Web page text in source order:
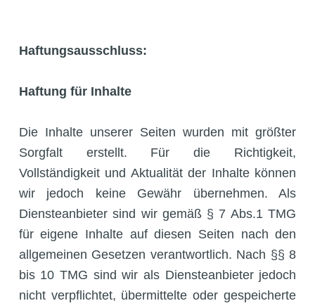
Haftungsausschluss:
Haftung für Inhalte
Die Inhalte unserer Seiten wurden mit größter
Sorgfalt erstellt. Für die Richtigkeit,
Vollständigkeit und Aktualität der Inhalte können
wir jedoch keine Gewähr übernehmen. Als
Diensteanbieter sind wir gemäß § 7 Abs.1 TMG
für eigene Inhalte auf diesen Seiten nach den
allgemeinen Gesetzen verantwortlich. Nach §§ 8
bis 10 TMG sind wir als Diensteanbieter jedoch
nicht verpflichtet, übermittelte oder gespeicherte